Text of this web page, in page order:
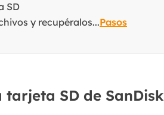
SD
y recupéralos...Pasos
tarjeta SD de SanDisk